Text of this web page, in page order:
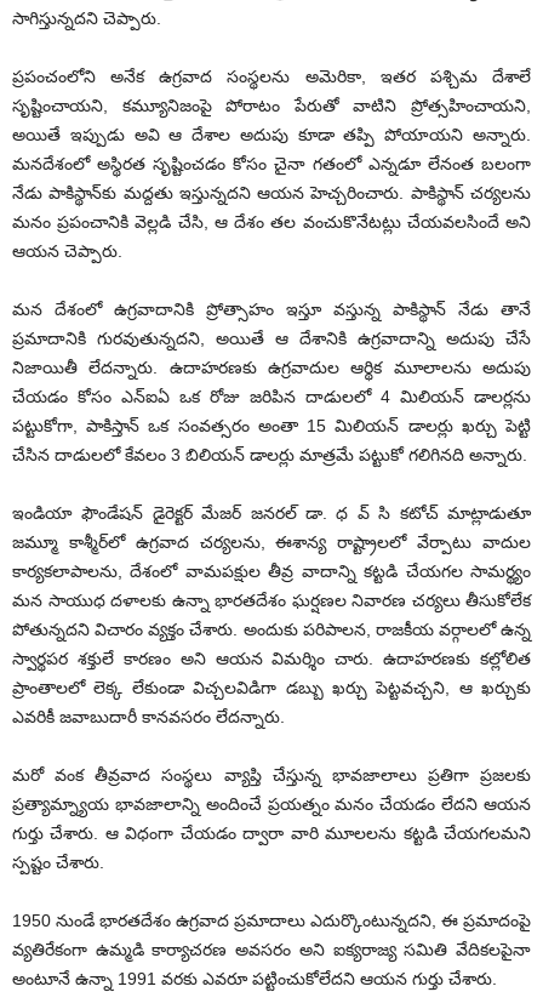
సాగిస్తున్నదని చెప్పారు.
ప్రపంచంలోని అనేక ఉగ్రవాద సంస్థలను అమెరికా, ఇతర పశ్చిమ దేశాలే
సృష్టించాయని, కమ్యూనిజంపై పోరాటం పేరుతో వాటిని ప్రోత్సహించాయని,
అయితే ఇప్పుడు అవి ఆ దేశాల అదుపు కూడా తప్పి పోయాయని అన్నారు.
మనదేశంలో అస్థిరత సృష్టించడం కోసం చైనా గతంలో ఎన్నడూ లేనంత బలంగా
నేడు పాకిస్థాన్‌కు మద్దతు ఇస్తున్నదని ఆయన హెచ్చరించారు. పాకిస్థాన్‌ చర్యలను
మనం ప్రపంచానికి వెల్లడి చేసి, ఆ దేశం తల వంచుకొనేటట్లు చేయవలసిందే అని
ఆయన చెప్పారు.
మన దేశంలో ఉగ్రవాదానికి ప్రోత్సాహం ఇస్తూ వస్తున్న పాకిస్థాన్‌ నేడు తానే
ప్రమాదానికి గురవుతున్నదని, అయితే ఆ దేశానికి ఉగ్రవాదాన్ని అదుపు చేసే
నిజాయితీ లేదన్నారు. ఉదాహరణకు ఉగ్రవాదుల ఆర్థిక మూలాలను అదుపు
చేయడం కోసం ఎన్‌ఐఏ ఒక రోజు జరిపిన దాడులలో 4 మిలియన్‌ డాలర్లను
పట్టుకోగా, పాకిస్తాన్‌ ఒక సంవత్సరం అంతా 15 మిలియన్‌ డాలర్లు ఖర్చు పెట్టి
చేసిన దాడులలో కేవలం 3 బిలియన్‌ డాలర్లు మాత్రమే పట్టుకో గలిగినది అన్నారు.
ఇండియా ఫౌండేషన్‌ డైరెక్టర్‌ మేజర్‌ జనరల్‌ డా. ధ వ్‌ సి కటోచ్‌ మాట్లాడుతూ
జమ్మూ కాశ్మీర్‌లో ఉగ్రవాద చర్యలను, ఈశాన్య రాష్ట్రాలలో వేర్పాటు వాదుల
కార్యకలాపాలను, దేశంలో వామపక్షుల తీవ్ర వాదాన్ని కట్టడి చేయగల సామర్థ్యం
మన సాయుధ దళాలకు ఉన్నా భారతదేశం ఘర్షణల నివారణ చర్యలు తీసుకోలేక
పోతున్నదని విచారం వ్యక్తం చేశారు. అందుకు పరిపాలన, రాజకీయ వర్గాలలో ఉన్న
స్వార్థపర శక్తులే కారణం అని ఆయన విమర్శిం చారు. ఉదాహరణకు కల్లోలిత
ప్రాంతాలలో లెక్క లేకుండా విచ్చలవిడిగా డబ్బు ఖర్చు పెట్టవచ్చని, ఆ ఖర్చుకు
ఎవరికీ జవాబుదారీ కానవసరం లేదన్నారు.
మరో వంక తీవ్రవాద సంస్థలు వ్యాప్తి చేస్తున్న భావజాలాలు ప్రతిగా ప్రజలకు
ప్రత్యామ్న్యాయ భావజాలాన్ని అందించే ప్రయత్నం మనం చేయడం లేదని ఆయన
గుర్తు చేశారు. ఆ విధంగా చేయడం ద్వారా వారి మూలలను కట్టడి చేయగలమని
స్పష్టం చేశారు.
1950 నుండే భారతదేశం ఉగ్రవాద ప్రమాదాలు ఎదుర్కొంటున్నదని, ఈ ప్రమాదంపై
వ్యతిరేకంగా ఉమ్మడి కార్యాచరణ అవసరం అని ఐక్యరాజ్య సమితి వేదికలపైనా
అంటూనే ఉన్నా 1991 వరకు ఎవరూ పట్టించుకోలేదని ఆయన గుర్తు చేశారు.